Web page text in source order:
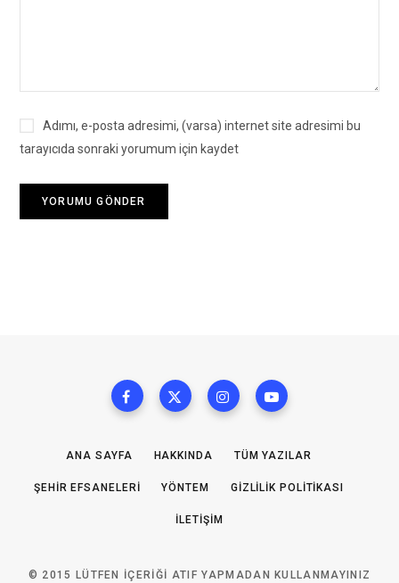
Adımı, e-posta adresimi, (varsa) internet site adresimi bu
tarayıcıda sonraki yorumum için kaydet
ANA SAYFA HAKKINDA TÜM YAZILAR
ŞEHIR EFSANELERI YÖNTEM GIZLILIK POLITIKASI
İLETIŞIM
© 2015 LÜTFEN IÇERIĞI ATIF YAPMADAN KULLANMAYINIZ